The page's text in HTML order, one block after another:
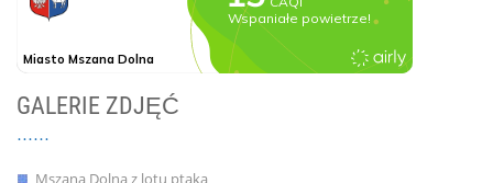
GALERIE ZDJĘĆ
Mszana Dolna z lotu ptaka